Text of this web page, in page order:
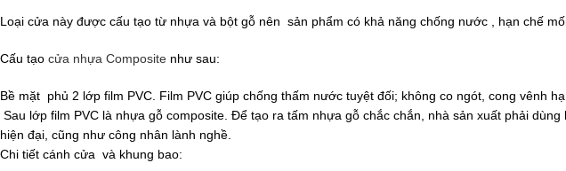
Loại cửa này được cấu tạo từ nhựa và bột gỗ nên sản phẩm có khả năng chống nước , hạn chế
Cấu tạo cửa nhựa Composite như sau:
Bề mặt phủ 2 lớp film PVC. Film PVC giúp chống thấm nước tuyệt đối; không co ngót, cong vênh
Sau lớp film PVC là nhựa gỗ composite. Để tạo ra tấm nhựa gỗ chắc chắn, nhà sản xuất phải
hiện đại, cũng như công nhân lành nghề.
Chi tiết cánh cửa và khung bao: